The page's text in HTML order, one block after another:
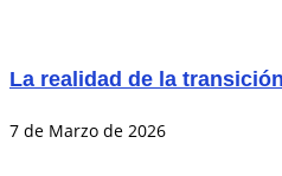
La realidad de la
7 de Marzo de 2026